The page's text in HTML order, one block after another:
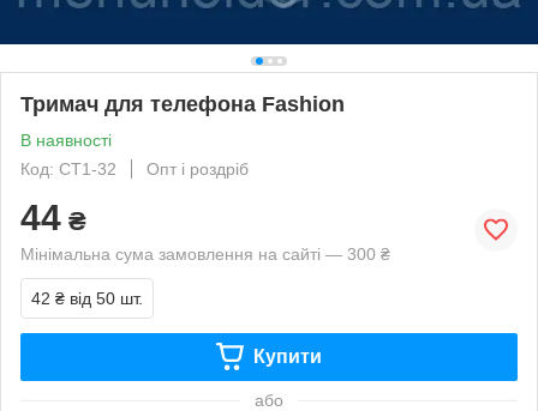
Тримач для телефона Fashion
В наявності
Код: CT1-32
Опт і роздріб
44 ₴
Мінімальна сума замовлення на сайті — 300 ₴
42 ₴ від 50 шт.
Купити
або